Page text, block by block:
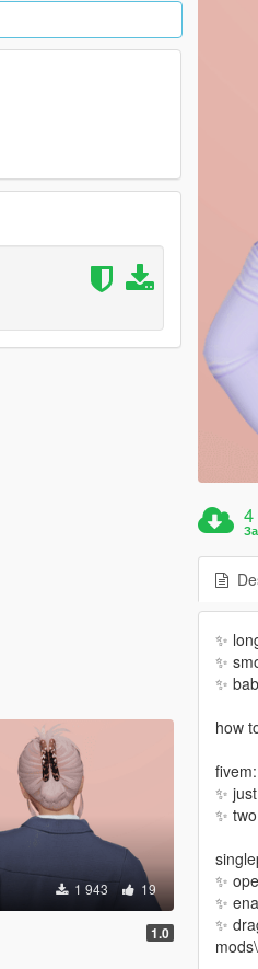
1 943 19
1.0
✨
✨
✨
how
fivem:
✨
✨
✨
✨
✨